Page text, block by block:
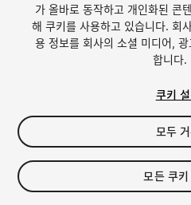
1/ 17
$4.99
가 올바로 동작하고 개인화된 콘
해 쿠키를 사용하고 있습니다. 회
용 정보를 회사의 소셜 미디어,
합니다.
쿠키
모두
모든 쿠